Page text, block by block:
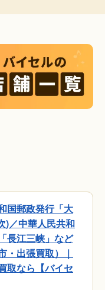
国郵政発行「大
)／中華人民共和
長江三峡」など
・出張買取）｜
取なら【バイセ